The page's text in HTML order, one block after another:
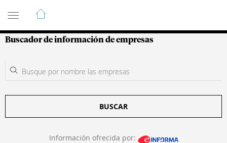
Guía de Empresas Colombianas
Buscador de información de empresas
BUSCAR
Información ofrecida por: